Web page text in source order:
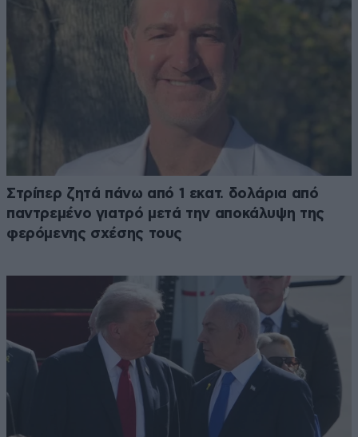
Στρίπερ ζητά πάνω από 1 εκατ. δολάρια από
παντρεμένο γιατρό μετά την αποκάλυψη της
φερόμενης σχέσης τους